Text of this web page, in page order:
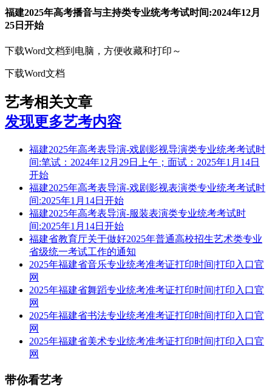
福建2025年高考播音与主持类专业统考考试时间:2024年12月
25日开始
下载Word文档到电脑，方便收藏和打印～
下载Word文档
艺考相关文章
发现更多艺考内容
福建2025年高考表导演-戏剧影视导演类专业统考考试时
间:笔试：2024年12月29日上午；面试：2025年1月14日
开始
福建2025年高考表导演-戏剧影视表演类专业统考考试时
间:2025年1月14日开始
福建2025年高考表导演-服装表演类专业统考考试时
间:2025年1月14日开始
福建省教育厅关于做好2025年普通高校招生艺术类专业
省级统一考试工作的通知
2025年福建省音乐专业统考准考证打印时间|打印入口官
网
2025年福建省舞蹈专业统考准考证打印时间|打印入口官
网
2025年福建省书法专业统考准考证打印时间|打印入口官
网
2025年福建省美术专业统考准考证打印时间|打印入口官
网
带你看艺考